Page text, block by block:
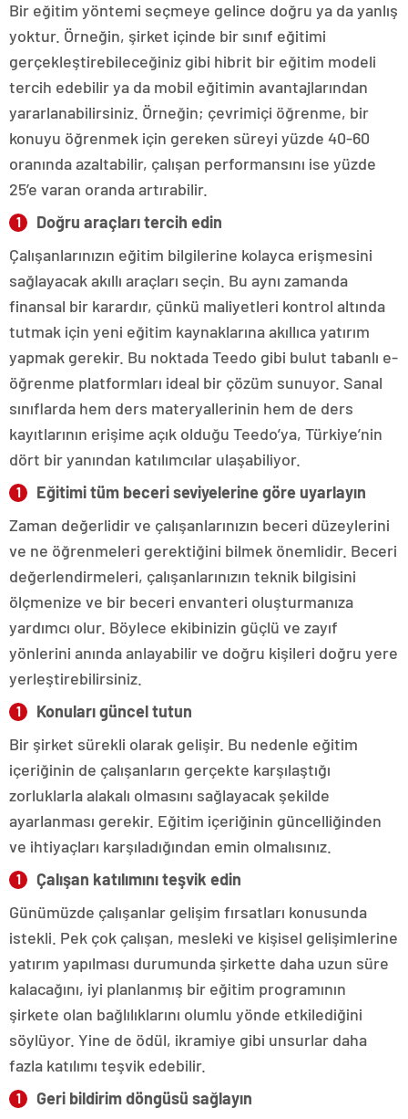
Bir eğitim yöntemi seçmeye gelince doğru ya da yanlış
yoktur. Örneğin, şirket içinde bir sınıf eğitimi
gerçekleştirebileceğiniz gibi hibrit bir eğitim modeli
tercih edebilir ya da mobil eğitimin avantajlarından
yararlanabilirsiniz. Örneğin; çevrimiçi öğrenme, bir
konuyu öğrenmek için gereken süreyi yüzde 40-60
oranında azaltabilir, çalışan performansını ise yüzde
25’e varan oranda artırabilir.
Doğru araçları tercih edin
Çalışanlarınızın eğitim bilgilerine kolayca erişmesini
sağlayacak akıllı araçları seçin. Bu aynı zamanda
finansal bir karardır, çünkü maliyetleri kontrol altında
tutmak için yeni eğitim kaynaklarına akıllıca yatırım
yapmak gerekir. Bu noktada Teedo gibi bulut tabanlı e-
öğrenme platformları ideal bir çözüm sunuyor. Sanal
sınıflarda hem ders materyallerinin hem de ders
kayıtlarının erişime açık olduğu Teedo’ya, Türkiye’nin
dört bir yanından katılımcılar ulaşabiliyor.
Eğitimi tüm beceri seviyelerine göre uyarlayın
Zaman değerlidir ve çalışanlarınızın beceri düzeylerini
ve ne öğrenmeleri gerektiğini bilmek önemlidir. Beceri
değerlendirmeleri, çalışanlarınızın teknik bilgisini
ölçmenize ve bir beceri envanteri oluşturmanıza
yardımcı olur. Böylece ekibinizin güçlü ve zayıf
yönlerini anında anlayabilir ve doğru kişileri doğru yere
yerleştirebilirsiniz.
Konuları güncel tutun
Bir şirket sürekli olarak gelişir. Bu nedenle eğitim
içeriğinin de çalışanların gerçekte karşılaştığı
zorluklarla alakalı olmasını sağlayacak şekilde
ayarlanması gerekir. Eğitim içeriğinin güncelliğinden
ve ihtiyaçları karşıladığından emin olmalısınız.
Çalışan katılımını teşvik edin
Günümüzde çalışanlar gelişim fırsatları konusunda
istekli. Pek çok çalışan, mesleki ve kişisel gelişimlerine
yatırım yapılması durumunda şirkette daha uzun süre
kalacağını, iyi planlanmış bir eğitim programının
şirkete olan bağlılıklarını olumlu yönde etkilediğini
söylüyor. Yine de ödül, ikramiye gibi unsurlar daha
fazla katılımı teşvik edebilir.
Geri bildirim döngüsü sağlayın